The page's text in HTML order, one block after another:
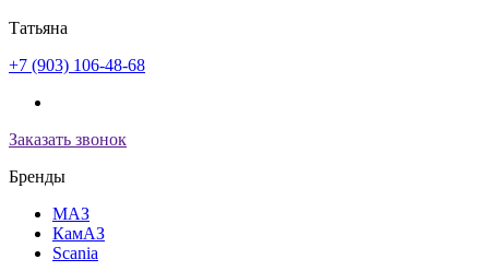
Татьяна
+7 (903) 106-48-68
Заказать звонок
Бренды
МАЗ
КамАЗ
Scania